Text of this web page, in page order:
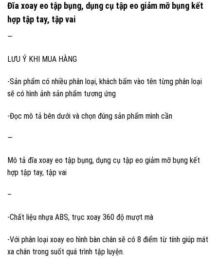
Đĩa xoay eo tập bụng, dụng cụ tập eo giảm mỡ bụng kết
hợp tập tay, tập vai
—
LƯU Ý KHI MUA HÀNG
-Sản phẩm có nhiều phân loại, khách bấm vào tên từng phân loại
sẽ có hình ảnh sản phẩm tương ứng
-Đọc mô tả bên dưới và chọn đúng sản phẩm mình cần
—
Mô tả đĩa xoay eo tập bụng, dụng cụ tập eo giảm mỡ bụng kết
hợp tập tay, tập vai
–
-Chất liệu nhựa ABS, trục xoay 360 độ mượt mà
-Với phân loại xoay eo hình bàn chân sẽ có 8 điểm từ tính giúp mát
xa chân trong suốt quá trình tập luyện.